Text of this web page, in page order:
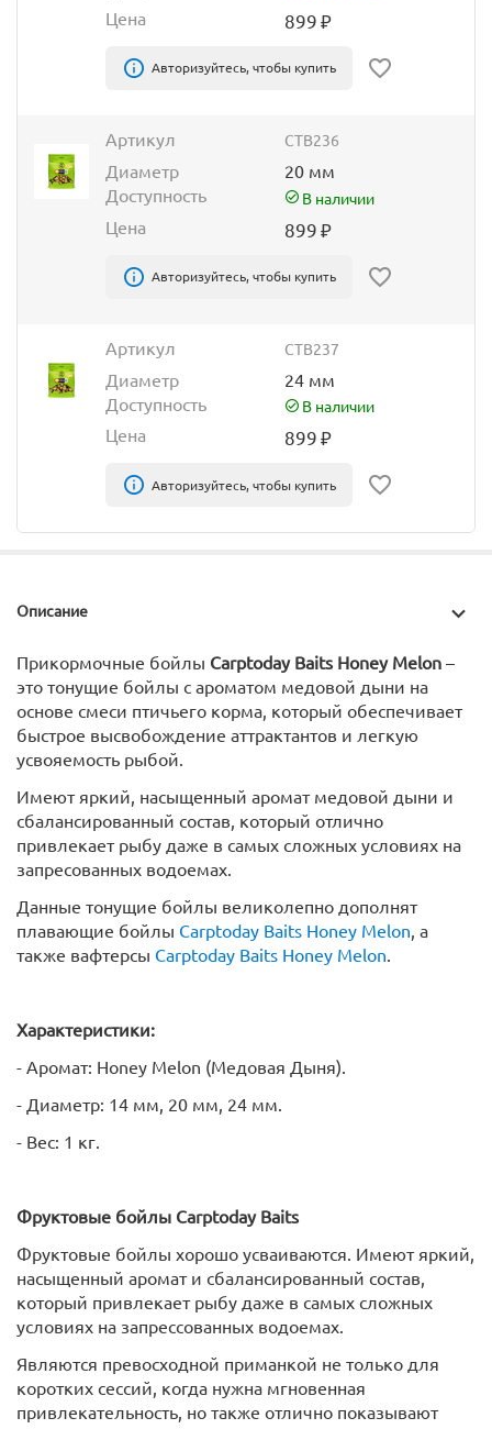
Цена 899₽
Авторизуйтесь, чтобы купить
Артикул CTB236
Диаметр
20 мм
Доступность
В наличии
Цена 899₽
Авторизуйтесь, чтобы купить
Артикул CTB237
Диаметр
24 мм
Доступность
В наличии
Цена 899₽
Авторизуйтесь, чтобы купить
Описание
Прикормочные бойлы Carptoday Baits Honey Melon –
это тонущие бойлы с ароматом медовой дыни на
основе смеси птичьего корма, который обеспечивает
быстрое высвобождение аттрактантов и легкую
усвояемость рыбой.
Имеют яркий, насыщенный аромат медовой дыни и
сбалансированный состав, который отлично
привлекает рыбу даже в самых сложных условиях на
запресованных водоемах.
Данные тонущие бойлы великолепно дополнят
плавающие бойлы Carptoday Baits Honey Melon, а
также вафтерсы Carptoday Baits Honey Melon.
Характеристики:
- Аромат: Honey Melon (Медовая Дыня).
- Диаметр: 14 мм, 20 мм, 24 мм.
- Вес: 1 кг.
Фруктовые бойлы Carptoday Baits
Фруктовые бойлы хорошо усваиваются. Имеют яркий,
насыщенный аромат и сбалансированный состав,
который привлекает рыбу даже в самых сложных
условиях на запрессованных водоемах.
Являются превосходной приманкой не только для
коротких сессий, когда нужна мгновенная
привлекательность, но также отлично показывают